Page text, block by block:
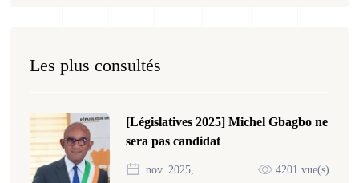
Les plus consultés
[Législatives 2025] Michel Gbagbo ne
sera pas candidat
nov. 2025, 4201 vue(s)